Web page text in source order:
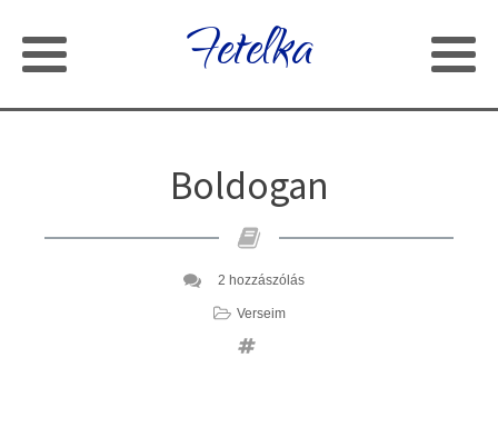
Fetelka
Boldogan
2 hozzászólás
Verseim